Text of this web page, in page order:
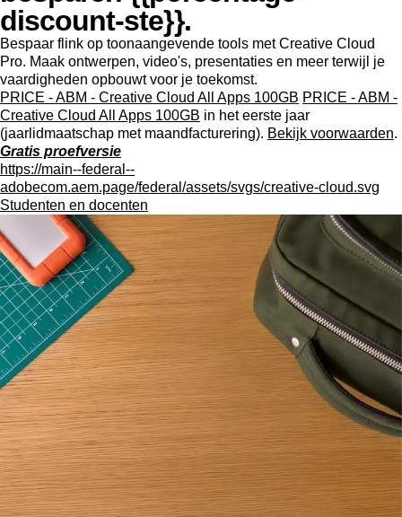
discount-ste}}.
Bespaar flink op toonaangevende tools met Creative Cloud
Pro. Maak ontwerpen, video's, presentaties en meer terwijl je
vaardigheden opbouwt voor je toekomst.
PRICE - ABM - Creative Cloud All Apps 100GB PRICE - ABM -
Creative Cloud All Apps 100GB in het eerste jaar
(jaarlidmaatschap met maandfacturering). Bekijk voorwaarden.
Gratis proefversie
https://main--federal--
adobecom.aem.page/federal/assets/svgs/creative-cloud.svg
Studenten en docenten